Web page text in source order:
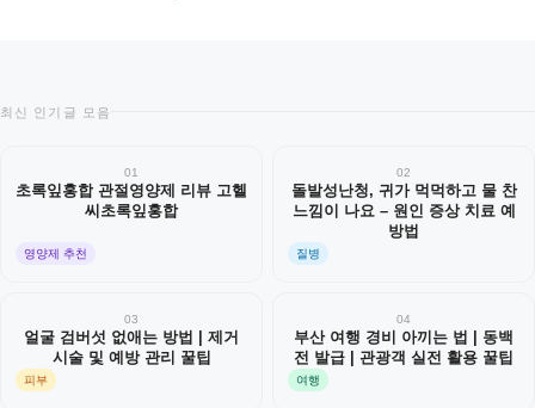
최신 인기글 모음
01
초록잎홍합 관절영양제 리뷰 고헬
씨초록잎홍합
영양제 추천
02
돌발성난청, 귀가 먹먹하고 물 찬
느낌이 나요 – 원인 증상 치료 예
방법
질병
03
얼굴 검버섯 없애는 방법 | 제거
시술 및 예방 관리 꿀팁
피부
04
부산 여행 경비 아끼는 법 | 동백
전 발급 | 관광객 실전 활용 꿀팁
여행